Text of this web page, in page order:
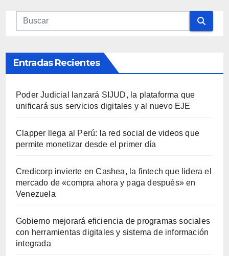
Entradas Recientes
Poder Judicial lanzará SIJUD, la plataforma que
unificará sus servicios digitales y al nuevo EJE
Clapper llega al Perú: la red social de videos que
permite monetizar desde el primer día
Credicorp invierte en Cashea, la fintech que lidera el
mercado de «compra ahora y paga después» en
Venezuela
Gobierno mejorará eficiencia de programas sociales
con herramientas digitales y sistema de información
integrada